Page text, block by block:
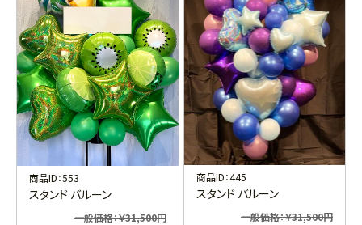
商品ID：553
スタンド バルーン
一般価格：￥31,500円
商品ID：445
スタンド バルーン
一般価格：￥31,500円